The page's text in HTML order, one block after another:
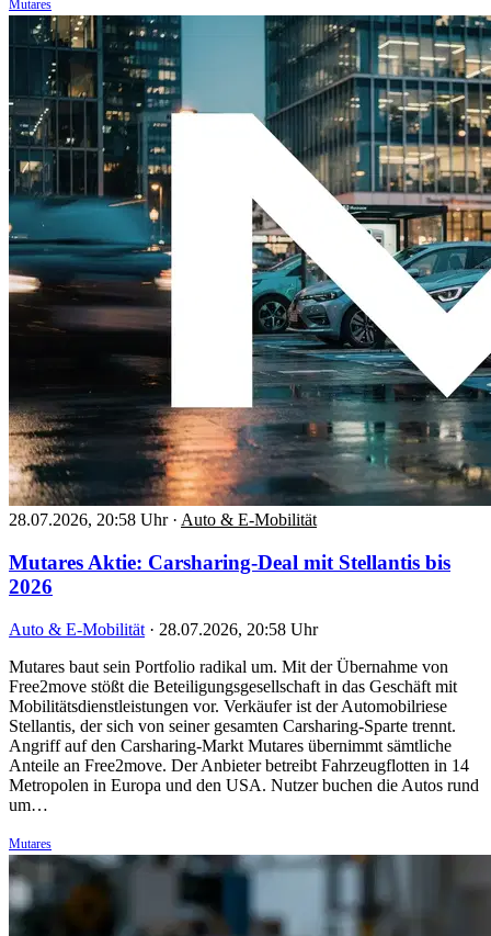
Mutares
28.07.2026, 20:58 Uhr · Auto & E-Mobilität
Mutares Aktie: Carsharing-Deal mit Stellantis bis
2026
Auto & E-Mobilität · 28.07.2026, 20:58 Uhr
Mutares baut sein Portfolio radikal um. Mit der Übernahme von
Free2move stößt die Beteiligungsgesellschaft in das Geschäft mit
Mobilitätsdienstleistungen vor. Verkäufer ist der Automobilriese
Stellantis, der sich von seiner gesamten Carsharing-Sparte trennt.
Angriff auf den Carsharing-Markt Mutares übernimmt sämtliche
Anteile an Free2move. Der Anbieter betreibt Fahrzeugflotten in 14
Metropolen in Europa und den USA. Nutzer buchen die Autos rund
um…
Mutares